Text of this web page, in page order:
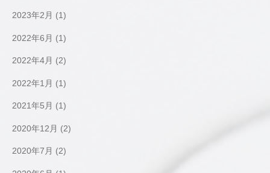
2023年2月 (1)
2022年6月 (1)
2022年4月 (2)
2022年1月 (1)
2021年5月 (1)
2020年12月 (2)
2020年7月 (2)